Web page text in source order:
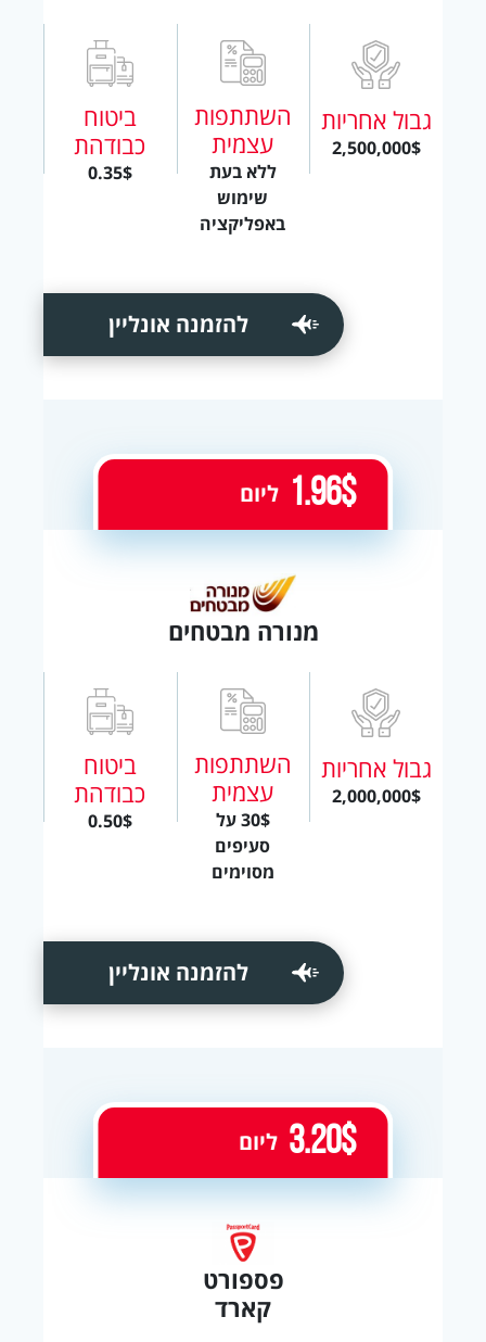
גבול אחריות
2,500,000$
השתתפות
עצמית
ללא בעת
שימוש
באפליקציה
ביטוח
כבודהת
0.35$
להזמנה אונליין
מנורה מבטחים
גבול אחריות
2,000,000$
השתתפות
עצמית
30$ על
סעיפים
מסוימים
ביטוח
כבודהת
0.50$
1.96$ ליום
להזמנה אונליין
פספורט
קארד
3.20$ ליום